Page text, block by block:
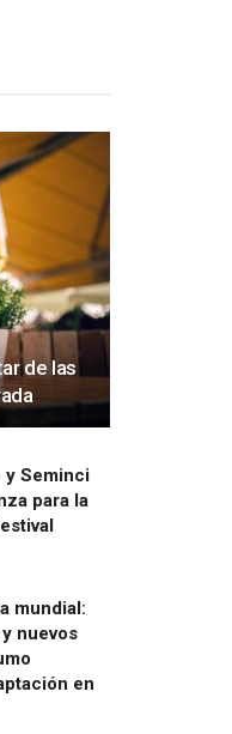
de las
y Seminci
para la
mundial:
nuevos
en